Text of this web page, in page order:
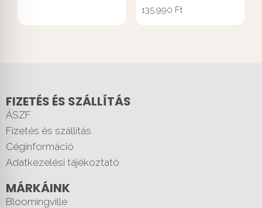
135.990 Ft
FIZETÉS ÉS SZÁLLÍTÁS
ÁSZF
Fizetés és szállítás
Céginformáció
Adatkezelési tájékoztató
MÁRKÁINK
Bloomingville